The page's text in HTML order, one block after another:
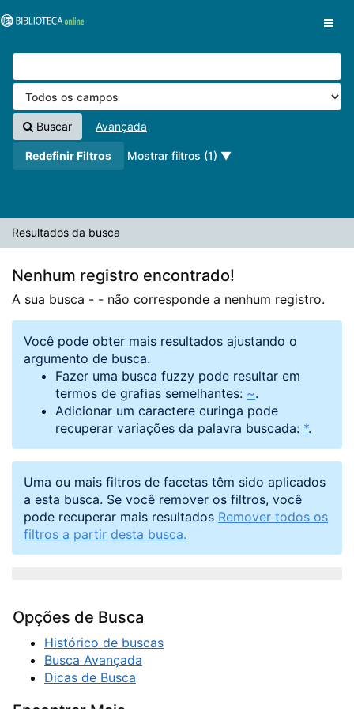
VuFind
Buscar Avançada
Redefinir Filtros Mostrar filtros (1)
Resultados da busca
Nenhum registro encontrado!
A sua busca - - não corresponde a nenhum registro.
Você pode obter mais resultados ajustando o
argumento de busca.
Fazer uma busca fuzzy pode resultar em
termos de grafias semelhantes: ~.
Adicionar um caractere curinga pode
recuperar variações da palavra buscada: *.
Uma ou mais filtros de facetas têm sido aplicados
a esta busca. Se você remover os filtros, você
pode recuperar mais resultados Remover todos os
filtros a partir desta busca.
Opções de Busca
Histórico de buscas
Busca Avançada
Dicas de Busca